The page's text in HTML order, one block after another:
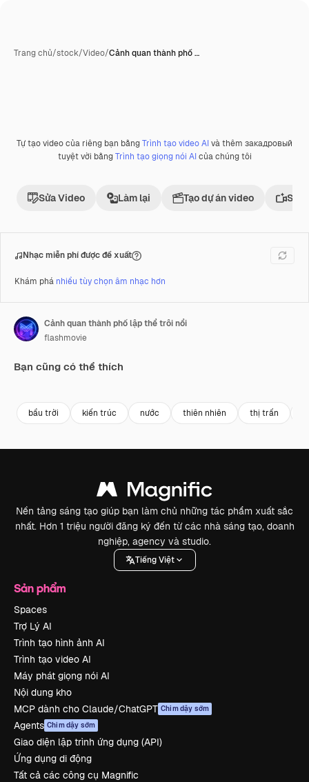
Trang chủ/stock/Video/Cảnh quan thành phố …
Phần thưởngdo AI tạo ra
Tự tạo video của riêng bạn bằngTrình tạo video AIvà thêm закадровый
tuyệt vời bằngTrình tạo giọng nói AIcủa chúng tôi
Sửa Video Làm lại Tạo dự án video Sử
Nhạc miễn phí được đề xuất
Khám phá nhiều tùy chọn âm nhạc hơn
Cảnh quan thành phố lập thể trôi nổi
flashmovie
Bạn cũng có thể thích
bầu trời kiến trúc nước thiên nhiên thị trấn
Nền tảng sáng tạo giúp bạn làm chủ những tác phẩm xuất sắc
nhất. Hơn 1 triệu người đăng ký đến từ các nhà sáng tạo, doanh
nghiệp, agency và studio.
Tiếng Việt
Sản phẩm
Spaces
Trợ Lý AI
Trình tạo hình ảnh AI
Trình tạo video AI
Máy phát giọng nói AI
Nội dung kho
MCP dành cho Claude/ChatGPT Chim dậy sớm
Agents Chim dậy sớm
Giao diện lập trình ứng dụng (API)
Ứng dụng di động
Tất cả các công cụ Magnific